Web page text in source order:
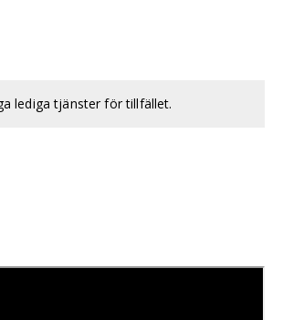
lediga tjänster för tillfället.